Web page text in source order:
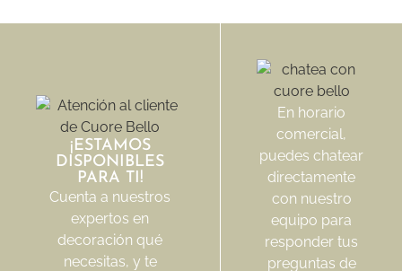
¡ESTAMOS
DISPONIBLES
PARA TI!
Cuenta a nuestros
expertos en
decoración qué
necesitas, y te
En horario
comercial,
puedes chatear
directamente
con nuestro
equipo para
responder tus
preguntas de